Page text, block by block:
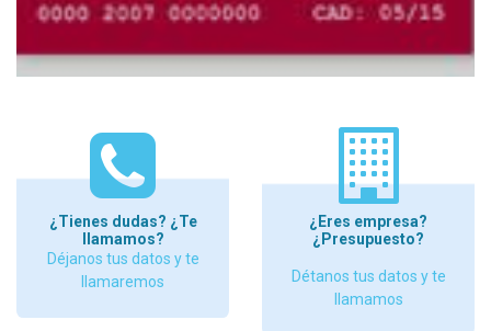
¿Tienes dudas? ¿Te
llamamos?
Déjanos tus datos y te
llamaremos
¿Eres empresa?
¿Presupuesto?
Détanos tus datos y te
llamamos